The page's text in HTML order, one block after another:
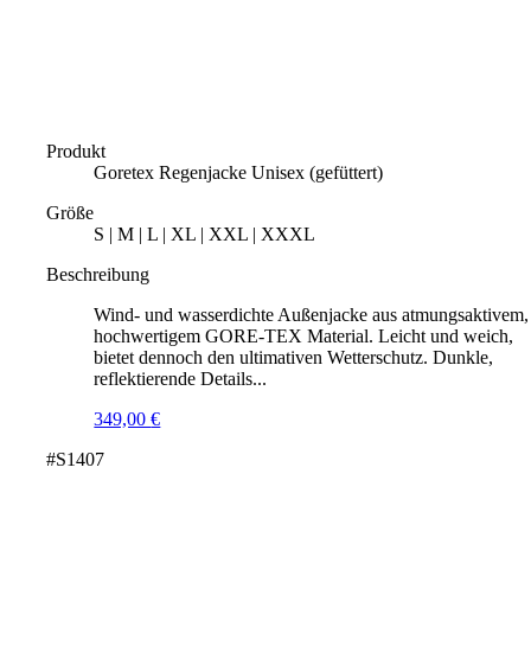
Produkt
Goretex Regenjacke Unisex (gefüttert)
Größe
S | M | L | XL | XXL | XXXL
Beschreibung
Wind- und wasserdichte Außenjacke aus atmungsaktivem,
hochwertigem GORE-TEX Material. Leicht und weich,
bietet dennoch den ultimativen Wetterschutz. Dunkle,
reflektierende Details...
349,00€
#S1407